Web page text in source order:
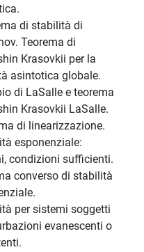
di stabilità di
Teorema di
Krasovkii per la
asintotica globale.
di LaSalle e teorema
Krasovkii LaSalle.
di linearizzazione.
esponenziale:
condizioni sufficienti.
converso di stabilità
per sistemi soggetti
evanescenti o